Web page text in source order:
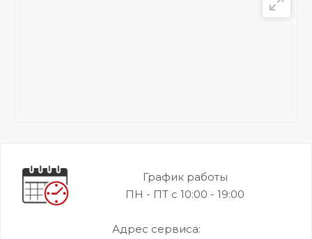
График работы
ПН - ПТ с 10:00 - 19:00
Адрес сервиса: